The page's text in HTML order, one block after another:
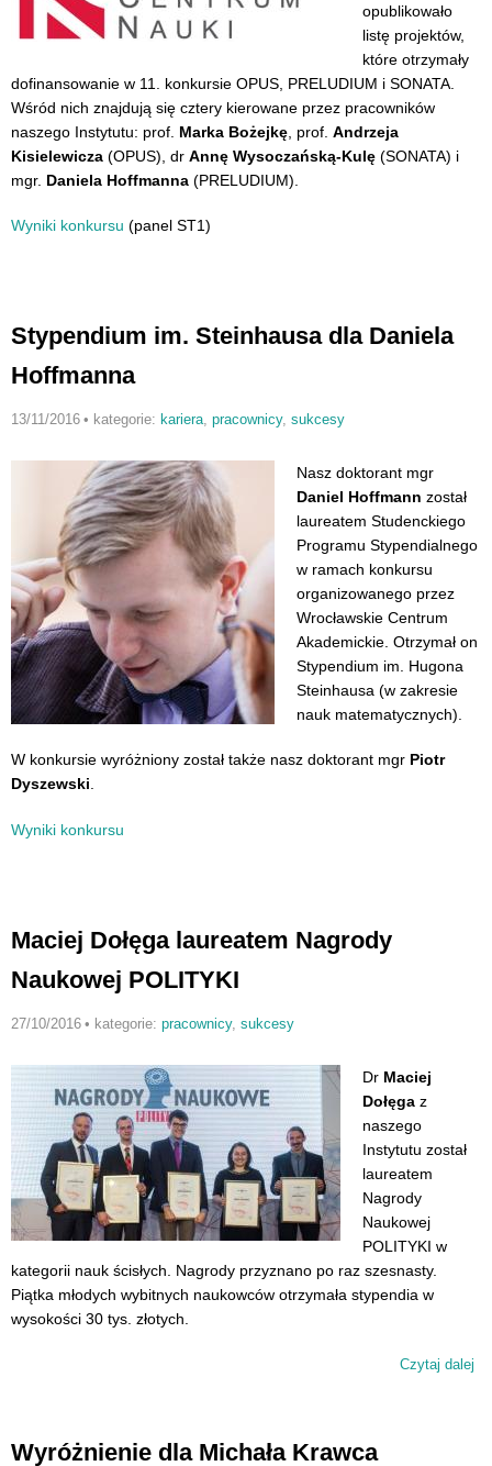
opublikowało
listę projektów,
które otrzymały
dofinansowanie w 11. konkursie OPUS, PRELUDIUM i SONATA.
Wśród nich znajdują się cztery kierowane przez pracowników
naszego Instytutu: prof. Marka Bożejkę , prof. Andrzeja
Kisielewicza (OPUS), dr Annę Wysoczańską-Kulę (SONATA) i
mgr. Daniela Hoffmanna (PRELUDIUM).
Wyniki konkursu (panel ST1)
Stypendium im. Steinhausa dla Daniela
Hoffmanna
13/11/2016 • kategorie: kariera, pracownicy, sukcesy
Nasz doktorant mgr
Daniel Hoffmann został
laureatem Studenckiego
Programu Stypendialnego
w ramach konkursu
organizowanego przez
Wrocławskie Centrum
Akademickie. Otrzymał on
Stypendium im. Hugona
Steinhausa (w zakresie
nauk matematycznych).
W konkursie wyróżniony został także nasz doktorant mgr Piotr
Dyszewski.
Wyniki konkursu
Maciej Dołęga laureatem Nagrody
Naukowej POLITYKI
27/10/2016 • kategorie: pracownicy, sukcesy
Dr Maciej
Dołęga z
naszego
Instytutu został
laureatem
Nagrody
Naukowej
POLITYKI w
kategorii nauk ścisłych. Nagrody przyznano po raz szesnasty.
Piątka młodych wybitnych naukowców otrzymała stypendia w
wysokości 30 tys. złotych.
Czytaj dalej
Wyróżnienie dla Michała Krawca